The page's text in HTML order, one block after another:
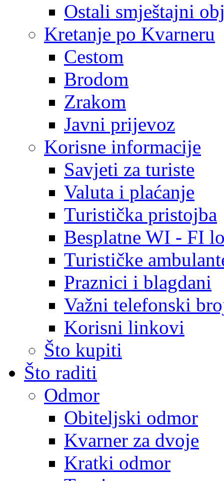
Ostali smještajni
Kretanje po Kvarneru
Cestom
Brodom
Zrakom
Javni prijevoz
Korisne informacije
Savjeti za turiste
Valuta i plaćanje
Turistička pristojba
Besplatne WI - FI
Turističke
Praznici i blagdani
Važni telefonski
Korisni linkovi
Što kupiti
Što raditi
Odmor
Obiteljski odmor
Kvarner za dvoje
Kratki odmor